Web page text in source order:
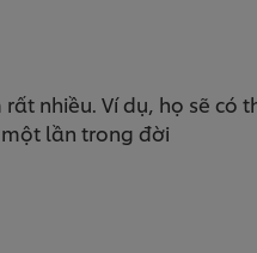
nhiều. Ví dụ, họ sẽ
lần trong đời